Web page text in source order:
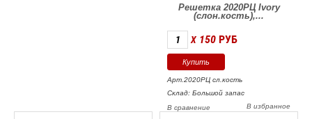
Решетка 2020РЦ Ivory
(слон.кость),...
X 150 РУБ
Арт.2020РЦ сл.кость
Склад: Большой запас
В избранное
В сравнение